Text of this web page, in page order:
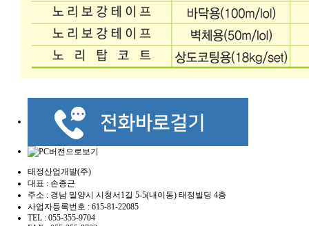
태정산업개발(주)
대표 : 손종근
주소 : 경남 밀양시 시청서1길 5-5(내이동) 태정빌딩 4층
사업자등록번호 : 615-81-22085
TEL : 055-355-9704